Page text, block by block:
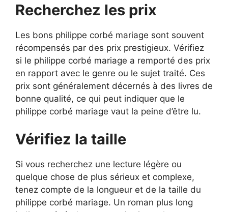
Recherchez les prix
Les bons philippe corbé mariage sont souvent
récompensés par des prix prestigieux. Vérifiez
si le philippe corbé mariage a remporté des prix
en rapport avec le genre ou le sujet traité. Ces
prix sont généralement décernés à des livres de
bonne qualité, ce qui peut indiquer que le
philippe corbé mariage vaut la peine d’être lu.
Vérifiez la taille
Si vous recherchez une lecture légère ou
quelque chose de plus sérieux et complexe,
tenez compte de la longueur et de la taille du
philippe corbé mariage. Un roman plus long